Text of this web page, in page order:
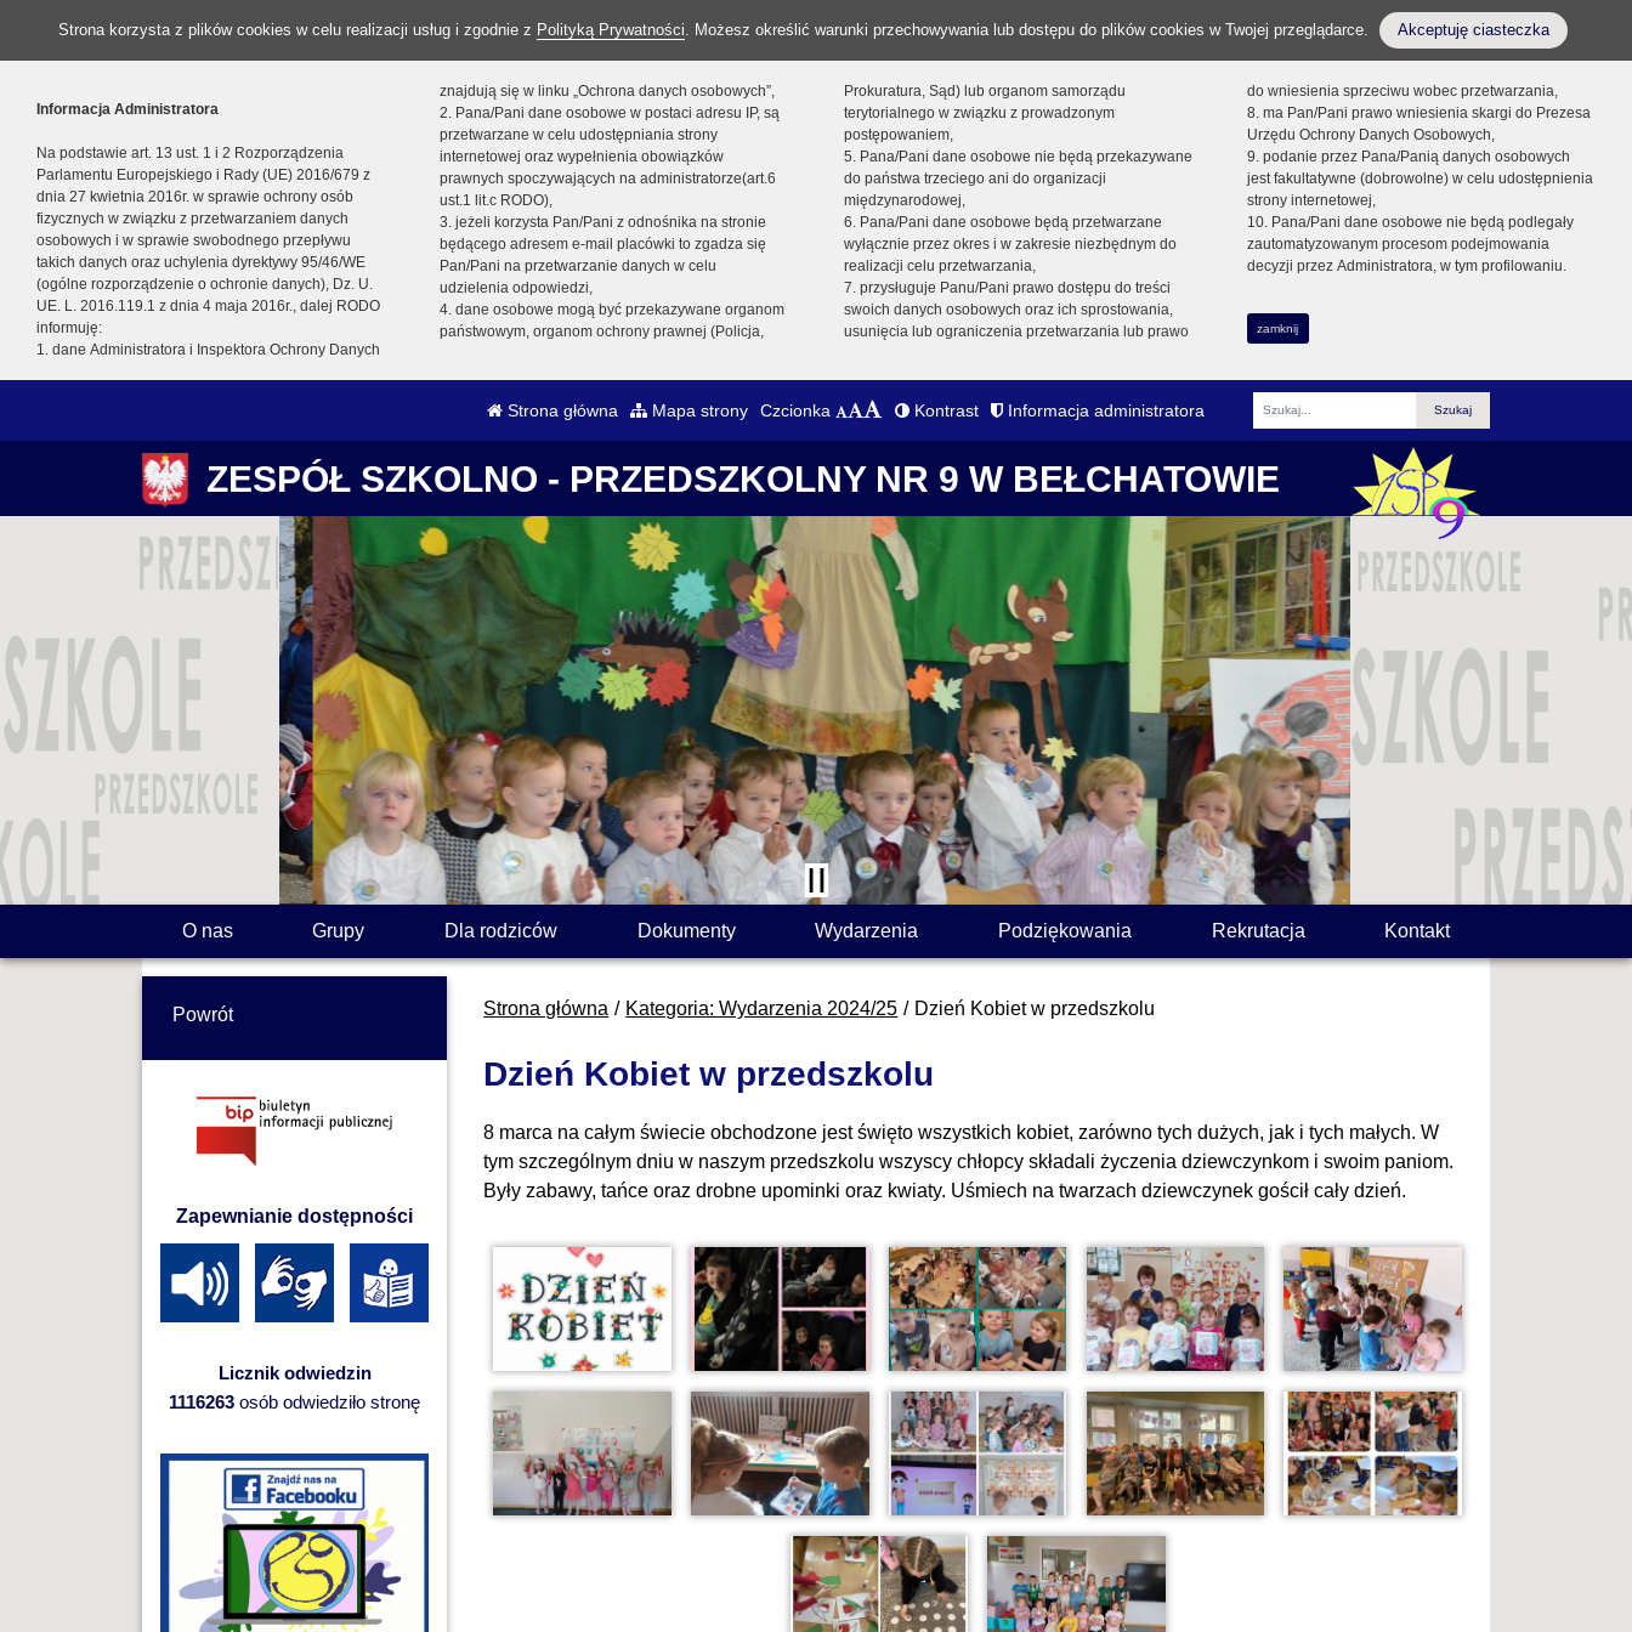
Strona korzysta z plików cookies w celu realizacji usług i zgodnie z Polityką Prywatności. Możesz określić warunki przechowywania lub dostępu do plików cookies w Twojej przeglądarce. Akceptuję ciasteczka
Informacja Administratora
Na podstawie art. 13 ust. 1 i 2 Rozporządzenia
Parlamentu Europejskiego i Rady (UE) 2016/679 z
dnia 27 kwietnia 2016r. w sprawie ochrony osób
fizycznych w związku z przetwarzaniem danych
osobowych i w sprawie swobodnego przepływu
takich danych oraz uchylenia dyrektywy 95/46/WE
(ogólne rozporządzenie o ochronie danych), Dz. U.
UE. L. 2016.119.1 z dnia 4 maja 2016r., dalej RODO
informuję:
1. dane Administratora i Inspektora Ochrony Danych
znajdują się w linku „Ochrona danych osobowych”,
2. Pana/Pani dane osobowe w postaci adresu IP, są
przetwarzane w celu udostępniania strony
internetowej oraz wypełnienia obowiązków
prawnych spoczywających na administratorze(art.6
ust.1 lit.c RODO),
3. jeżeli korzysta Pan/Pani z odnośnika na stronie
będącego adresem e-mail placówki to zgadza się
Pan/Pani na przetwarzanie danych w celu
udzielenia odpowiedzi,
4. dane osobowe mogą być przekazywane organom
państwowym, organom ochrony prawnej (Policja,
Prokuratura, Sąd) lub organom samorządu
terytorialnego w związku z prowadzonym
postępowaniem,
5. Pana/Pani dane osobowe nie będą przekazywane
do państwa trzeciego ani do organizacji
międzynarodowej,
6. Pana/Pani dane osobowe będą przetwarzane
wyłącznie przez okres i w zakresie niezbędnym do
realizacji celu przetwarzania,
7. przysługuje Panu/Pani prawo dostępu do treści
swoich danych osobowych oraz ich sprostowania,
usunięcia lub ograniczenia przetwarzania lub prawo
do wniesienia sprzeciwu wobec przetwarzania,
8. ma Pan/Pani prawo wniesienia skargi do Prezesa
Urzędu Ochrony Danych Osobowych,
9. podanie przez Pana/Panią danych osobowych
jest fakultatywne (dobrowolne) w celu udostępnienia
strony internetowej,
10. Pana/Pani dane osobowe nie będą podlegały
zautomatyzowanym procesom podejmowania
decyzji przez Administratora, w tym profilowaniu.
zamknij
Strona główna Mapa strony Czcionka Kontrast Informacja administratora
Fraza
ZESPÓŁ SZKOLNO - PRZEDSZKOLNY NR 9 W BEŁCHATOWIE
O nas Grupy Dla rodziców Dokumenty Wydarzenia Podziękowania Rekrutacja Kontakt
Strona główna Kategoria: Wydarzenia 2024/25 Dzień Kobiet w przedszkolu
Dzień Kobiet w przedszkolu
8 marca na całym świecie obchodzone jest święto wszystkich kobiet, zarówno tych dużych, jak i tych małych. W
tym szczególnym dniu w naszym przedszkolu wszyscy chłopcy składali życzenia dziewczynkom i swoim paniom.
Były zabawy, tańce oraz drobne upominki oraz kwiaty. Uśmiech na twarzach dziewczynek gościł cały dzień.
Powrót
Zapewnianie dostępności
Licznik odwiedzin
1116263 osób odwiedziło stronę